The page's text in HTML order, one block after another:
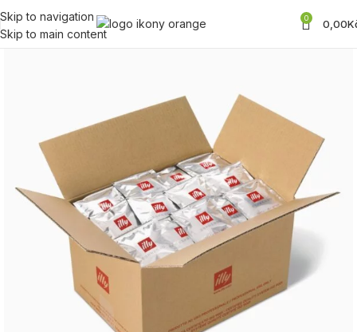
Skip to navigation
Skip to main content
0 0,00